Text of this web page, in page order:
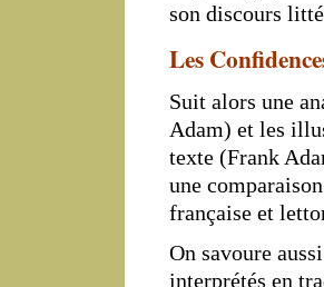
son discours
Les
Suit alors une
Adam) et les
texte (Frank
une
française et
On savoure
interprétés en